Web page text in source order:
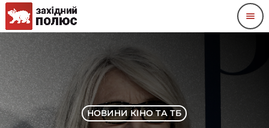
menu
НОВИНИ КІНО ТА ТБ